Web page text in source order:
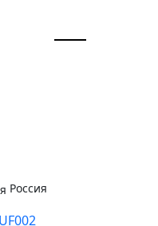
Россия